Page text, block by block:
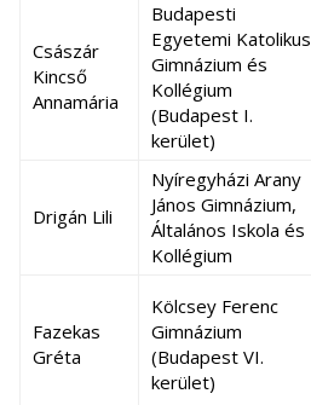
Császár
Kincső
Annamária
Budapesti
Egyetemi Katolikus
Gimnázium és
Kollégium
(Budapest I.
kerület)
Drigán Lili
Nyíregyházi Arany
János Gimnázium,
Általános Iskola és
Kollégium
Fazekas
Gréta
Kölcsey Ferenc
Gimnázium
(Budapest VI.
kerület)